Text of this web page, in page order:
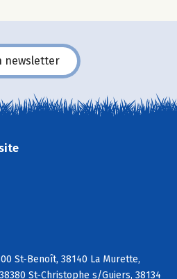
newsletter
St-Benoît, 38140 La Murette,
St-Christophe s/Guiers, 38134